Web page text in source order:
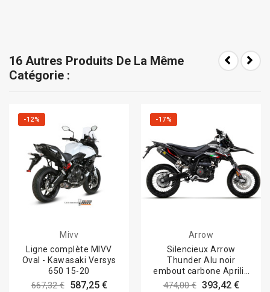
16 Autres Produits De La Même
Catégorie :
-12%
Mivv
Ligne complète MIVV
Oval - Kawasaki Versys
650 15-20
667,32 € 587,25 €
-17%
Arrow
Silencieux Arrow
Thunder Alu noir
embout carbone Aprilia
125 RX / SX 2021-2024
474,00 € 393,42 €